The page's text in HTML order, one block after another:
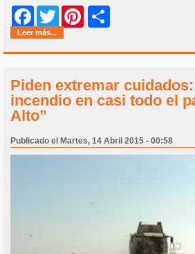
Facebook
Twitter Pinterest
Leer más...
Piden extremar
incendio en casi todo el
Alto”
Publicado el Martes, 14 Abril 2015 - 00:58